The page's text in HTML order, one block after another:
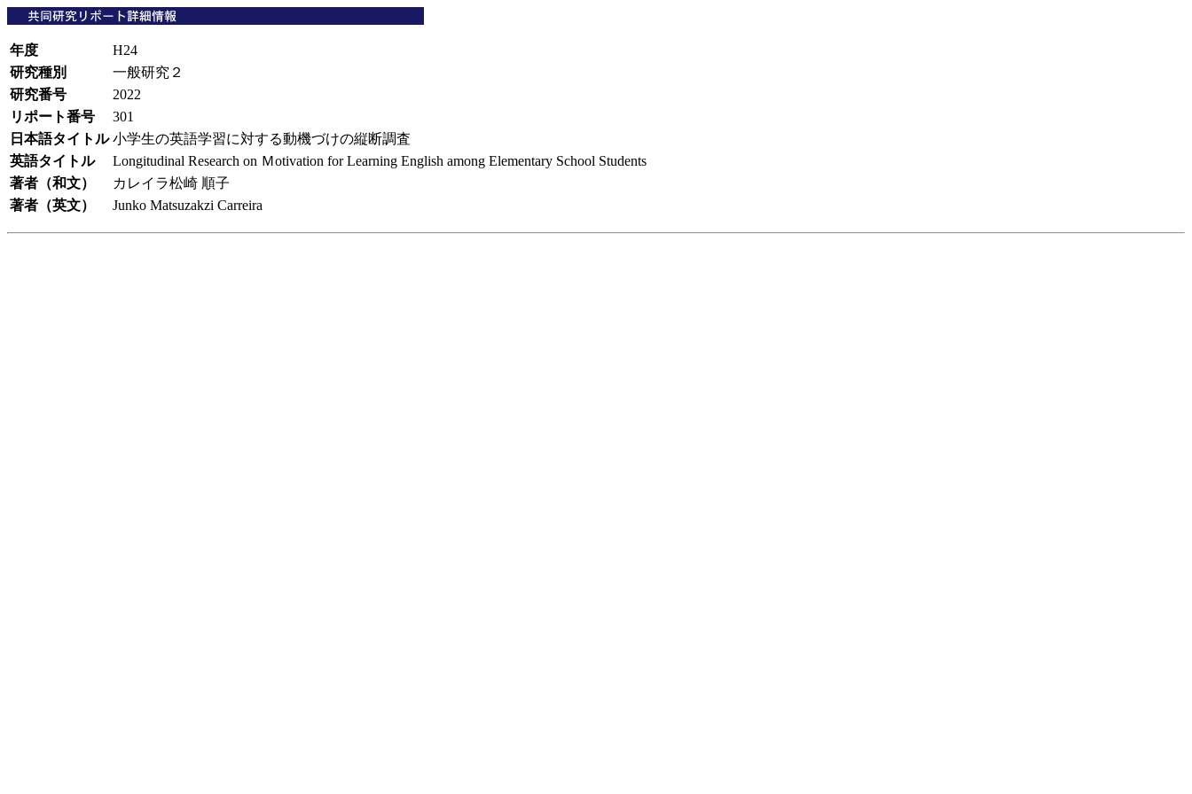
年度
H24
研究種別
一般研究２
研究番号
2022
リポート番号
301
日本語タイトル 小学生の英語学習に対する動機づけの縦断調査
英語タイトル
Longitudinal Research on Ｍotivation for Learning English among Elementary School Students
著者（和文）
カレイラ松崎 順子
著者（英文）
Junko Matsuzakzi Carreira